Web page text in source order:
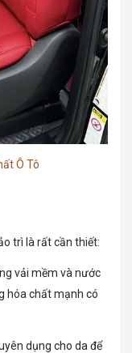
Ô Tô
trì là rất cần thiết:
vải mềm và nước
hóa chất mạnh có
dụng cho da để